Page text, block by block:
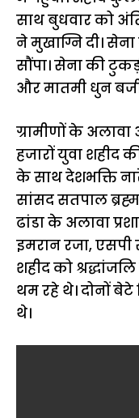
साथ बुधवार को
ने मुखाग्नि दी।
सौंपा। सेना की
और मातमी धुन
ग्रामीणों के
हजारों युवा शहीद
के साथ देशभक्ति
सांसद सतपाल
ढांडा के अलावा
इमरान रजा,
शहीद को
थम रहे थे। दोनों
थे।